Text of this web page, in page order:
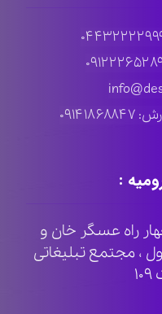
:
، مابین چهار راه عسگر خان و
، مجتمع تبلیغاتی